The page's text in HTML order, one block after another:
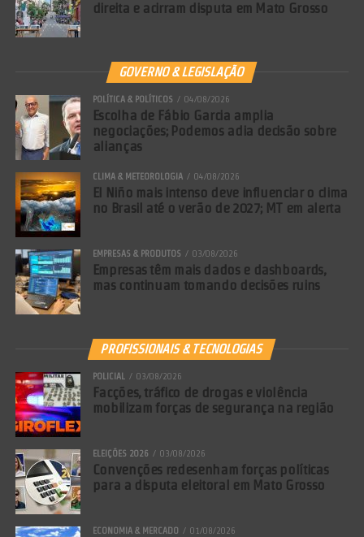
Leia mais:
sabor e benefícios à saúde
direita e acirram disputa em Mato Grosso
GOVERNO & LEGISLAÇÃO
POLÍTICA & POLÍTICOS 04/08/2026
Escolha de Fábio Garcia amplia
negociações; Podemos adia decisão sobre
alianças
CLIMA & METEOROLOGIA 04/08/2026
El Niño mais intenso deve influenciar o clima
no Brasil até o verão de 2027; MT em alerta
EMPRESAS & PRODUTOS 03/08/2026
Empresas têm mais dados e dashboards,
mas continuam tomando decisões ruins
PROFISSIONAIS & TECNOLOGIAS
POLICIAL 03/08/2026
Facções, tráfico de drogas e violência
mobilizam forças de segurança na região
ELEIÇÕES 2026 03/08/2026
Convenções redesenham forças políticas
para a disputa eleitoral em Mato Grosso
ECONOMIA & MERCADO 01/08/2026